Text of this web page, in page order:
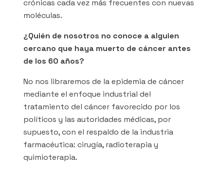
crónicas cada vez más frecuentes con nuevas
moléculas.
¿Quién de nosotros no conoce a alguien
cercano que haya muerto de cáncer antes
de los 60 años?
No nos libraremos de la epidemia de cáncer
mediante el enfoque industrial del
tratamiento del cáncer favorecido por los
políticos y las autoridades médicas, por
supuesto, con el respaldo de la industria
farmacéutica: cirugía, radioterapia y
quimioterapia.